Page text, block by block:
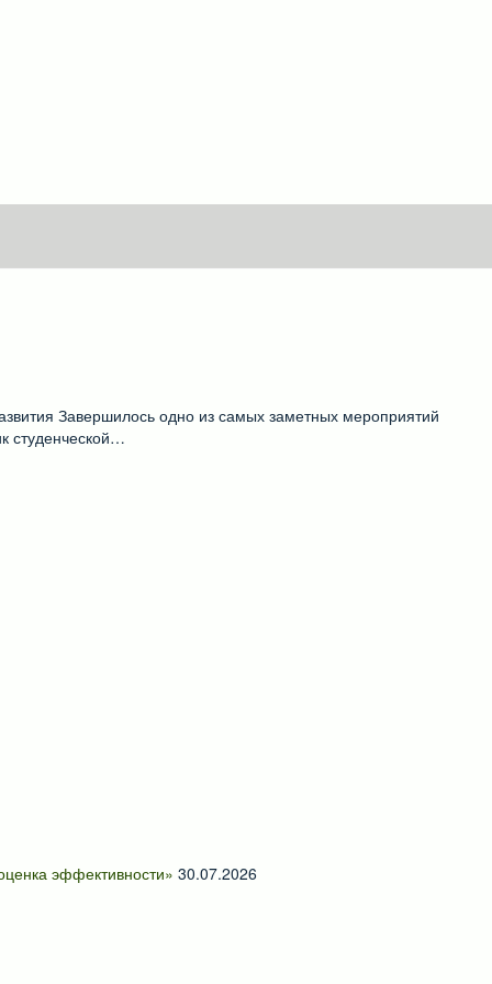
​Завершилось одно из самых заметных мероприятий
студенческой…
эффективности» 30.07.2026